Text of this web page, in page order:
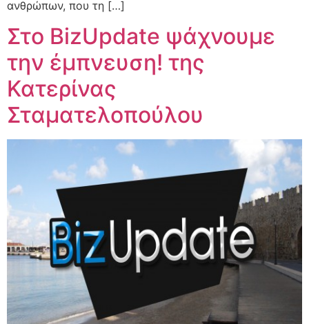
ανθρώπων, που τη […]
Στο BizUpdate ψάχνουμε
την έμπνευση! της
Κατερίνας
Σταματελοπούλου